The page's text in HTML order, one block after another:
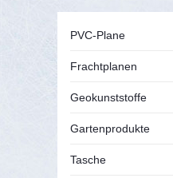
PVC-Plane
Frachtplanen
Geokunststoffe
Gartenprodukte
Tasche